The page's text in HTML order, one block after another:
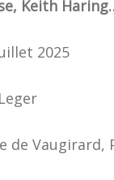
Keith
2025
de Vaugirard,